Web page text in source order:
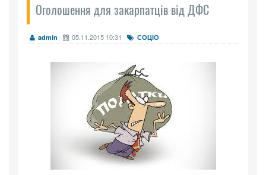
Оголошення для закарпатців від ДФС
admin 05.11.2015 10:31 СОЦІО